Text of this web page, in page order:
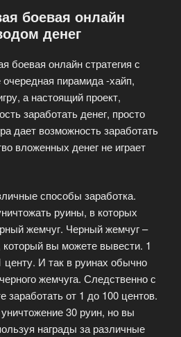
боевая онлайн
денег
боевая онлайн стратегия с
пирамида -хайп,
а настоящий проект,
заработать денег, просто
дает возможность заработать
вложенных денег не играет
способы заработка.
руины, в которых
жемчуг. Черный жемчуг –
который вы можете вывести. 1
центу. И так в руинах обычно
жемчуга. Следственно с
от 1 до 100 центов.
30 руин, но вы
награды за различные